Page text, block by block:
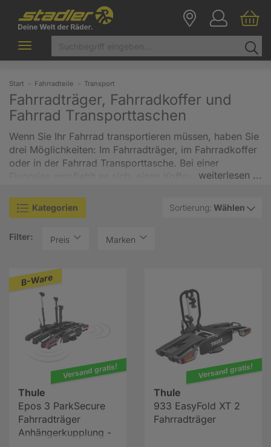
Toggle
navigation
Start Fahrradteile Transport
Fahrradträger, Fahrradkoffer und
Fahrrad Transporttaschen
Wenn Sie Ihr Fahrrad transportieren müssen, haben Sie
drei Möglichkeiten: Im Fahrradträger, im Fahrradkoffer
oder in der Fahrrad Transporttasche. Bei einer
Flugreise empfiehlt es sich, einen Koffer zu verwenden,
aber auch eine gut gepolsterte Fahrradtasche nutzen,
die leichter und besser handhabbar ist. Sind Sie mit der
Fahrradtransporttasche wegen ihrer Vorteile dem
ein Fahrradträger, der auf dem Dach, am Heck oder an
der Anhängerkupplung befestigt wird die beste
Lösung. Denn dann haben Sie im Fahrzeug mehr Platz
für anderes Gepäck und müssen Ihr Bike nicht erst
zerlegen und dann wieder zusammenbauen.
Hier erfahren Sie mehr über den Fahrradtransport
weiterlesen ...
Sortierung: Wählen
Kategorien
Filter: Preis Marken
B-Ware
Versand gratis!
Thule
Epos 3 ParkSecure
Fahrradträger
Anhängerkupplung -
Versand gratis!
Thule
933 EasyFold XT 2
Fahrradträger